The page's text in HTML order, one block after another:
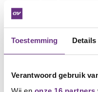
Toestemming Details
Verantwoord gebruik
Enquête cao
De afgelopen periode
gehouden over de
hebben deze
uit waarin je kunt
voor jou prioriteit